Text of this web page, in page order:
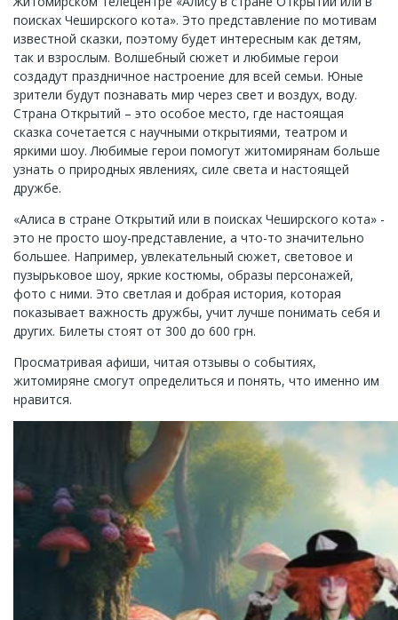
поисках Чеширского кота». Это представление по мотивам
известной сказки, поэтому будет интересным как детям,
так и взрослым. Волшебный сюжет и любимые герои
создадут праздничное настроение для всей семьи. Юные
зрители будут познавать мир через свет и воздух, воду.
Страна Открытий – это особое место, где настоящая
сказка сочетается с научными открытиями, театром и
яркими шоу. Любимые герои помогут житомирянам больше
узнать о природных явлениях, силе света и настоящей
дружбе.
«Алиса в стране Открытий или в поисках Чеширского кота» -
это не просто шоу-представление, а что-то значительно
большее. Например, увлекательный сюжет, световое и
пузырьковое шоу, яркие костюмы, образы персонажей,
фото с ними. Это светлая и добрая история, которая
показывает важность дружбы, учит лучше понимать себя и
других. Билеты стоят от 300 до 600 грн.
Просматривая афиши, читая отзывы о событиях,
житомиряне смогут определиться и понять, что именно им
нравится.